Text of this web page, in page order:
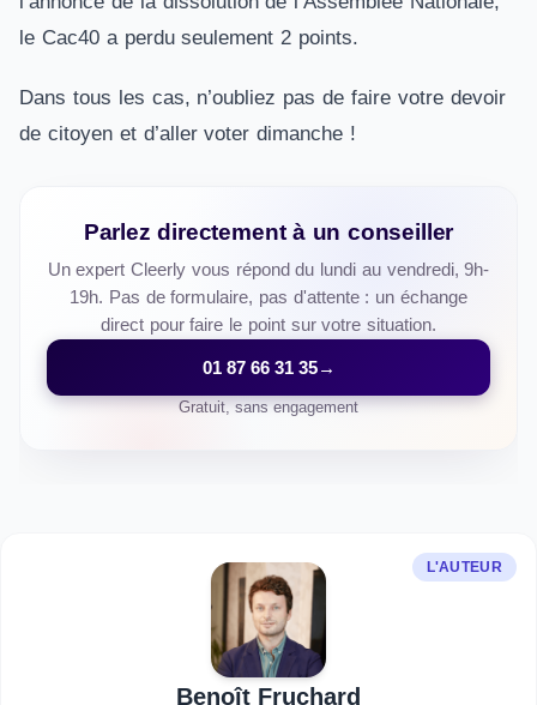
le Cac40 a perdu seulement 2 points.
Dans tous les cas, n’oubliez pas de faire votre devoir
de citoyen et d’aller voter dimanche !
Parlez directement à un conseiller
Un expert Cleerly vous répond du lundi au vendredi, 9h-
19h. Pas de formulaire, pas d'attente : un échange
direct pour faire le point sur votre situation.
01 87 66 31 35→
Gratuit, sans engagement
L'AUTEUR
Benoît Fruchard